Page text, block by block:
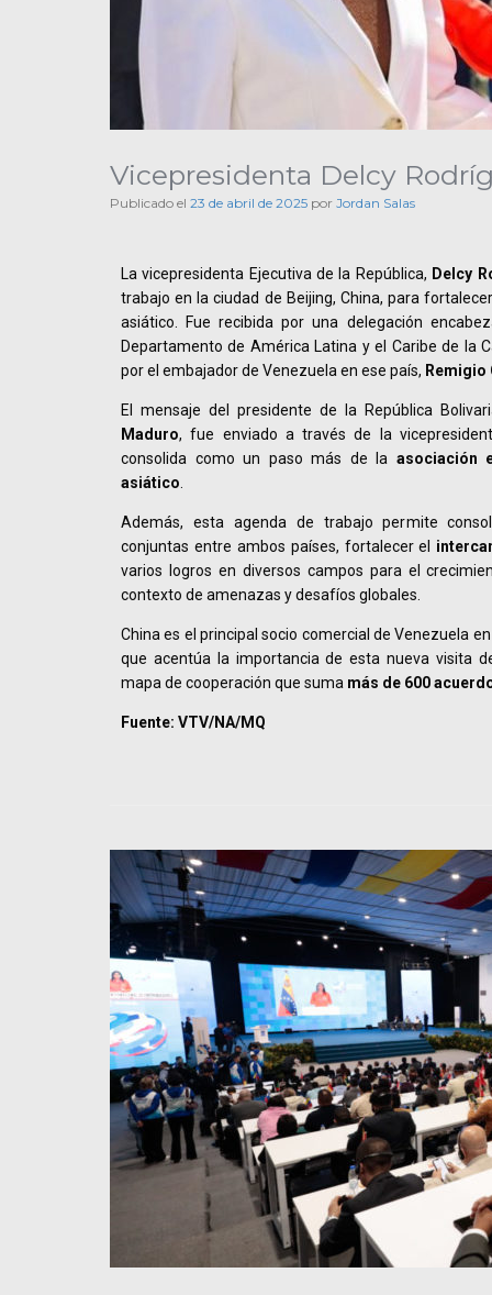
Vicepresidenta Delcy
Publicado el 23 de abril de 2025 por Jordan Salas
La vicepresidenta Ejecutiva de la República, Delcy
trabajo en la ciudad de Beijing, China, para
asiático. Fue recibida por una delegación
Departamento de América Latina y el Caribe de la
por el embajador de Venezuela en ese país, Remigio
El mensaje del presidente de la República
Maduro, fue enviado a través de la
consolida como un paso más de la asociación
asiático.
Además, esta agenda de trabajo permite
conjuntas entre ambos países, fortalecer el
varios logros en diversos campos para el
contexto de amenazas y desafíos globales.
China es el principal socio comercial de Venezuela
que acentúa la importancia de esta nueva visita
mapa de cooperación que suma más de 600
Fuente: VTV/NA/MQ